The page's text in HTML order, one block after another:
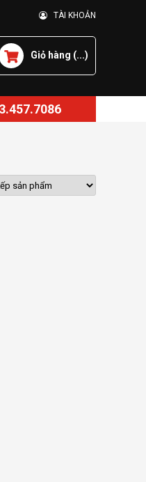
TÀI KHOẢN
Giỏ hàng (...)